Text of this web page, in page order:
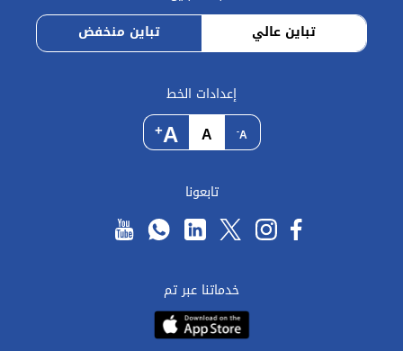
تباين عالي
تباين منخفض
إعدادات الخط
A
-
A
A
+
تابعونا
خدماتنا عبر تم